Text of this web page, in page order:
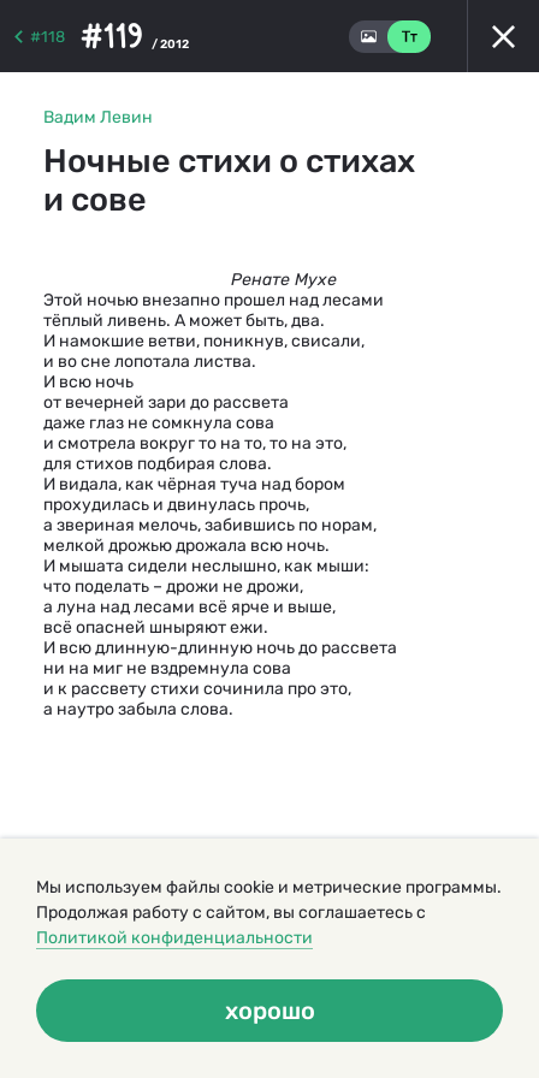
#118 #119 / 2012
Вадим Левин
Ночные стихи о стихах
и сове
Ренате Мухе
Этой ночью внезапно прошел над лесами
тёплый ливень. А может быть, два.
И намокшие ветви, поникнув, свисали,
и во сне лопотала листва.
И всю ночь
от вечерней зари до рассвета
даже глаз не сомкнула сова
и смотрела вокруг то на то, то на это,
для стихов подбирая слова.
И видала, как чёрная туча над бором
прохудилась и двинулась прочь,
а звериная мелочь, забившись по норам,
мелкой дрожью дрожала всю ночь.
И мышата сидели неслышно, как мыши:
что поделать – дрожи не дрожи,
а луна над лесами всё ярче и выше,
всё опасней шныряют ежи.
И всю длинную-длинную ночь до рассвета
ни на миг не вздремнула сова
и к рассвету стихи сочинила про это,
а наутро забыла слова.
Мы используем файлы cookie и метрические программы.
Продолжая работу с сайтом, вы соглашаетесь с
Политикой конфиденциальности
хорошо